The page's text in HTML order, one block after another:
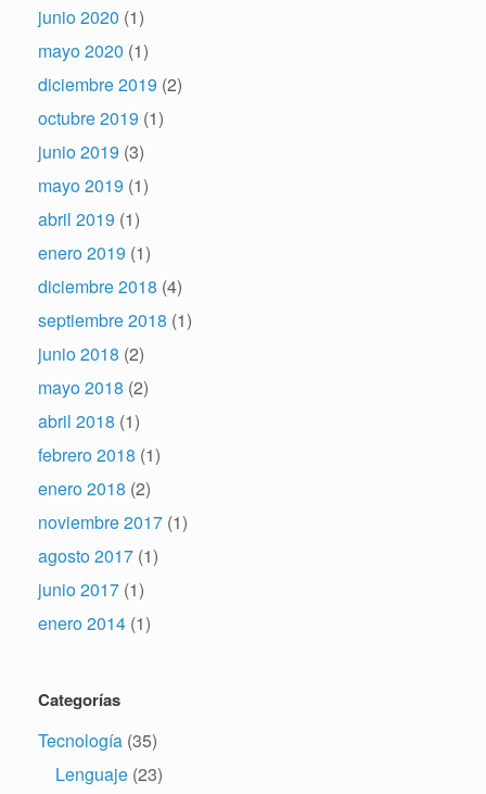
junio 2020 (1)
mayo 2020 (1)
diciembre 2019 (2)
octubre 2019 (1)
junio 2019 (3)
mayo 2019 (1)
abril 2019 (1)
enero 2019 (1)
diciembre 2018 (4)
septiembre 2018 (1)
junio 2018 (2)
mayo 2018 (2)
abril 2018 (1)
febrero 2018 (1)
enero 2018 (2)
noviembre 2017 (1)
agosto 2017 (1)
junio 2017 (1)
enero 2014 (1)
Categorías
Tecnología (35)
Lenguaje (23)